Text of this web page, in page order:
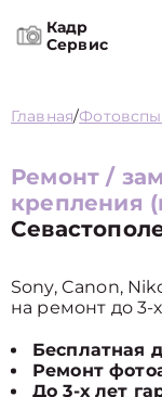
Кадр
Сервис
Главная/
Ремонт /
крепления
Sony, Canon,
на ремонт до 3-
Бесплатная
Ремонт
До 3-х лет